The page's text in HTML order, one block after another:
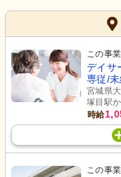
この事
デイサ
専従/
宮城県
塚目駅
時給
この事